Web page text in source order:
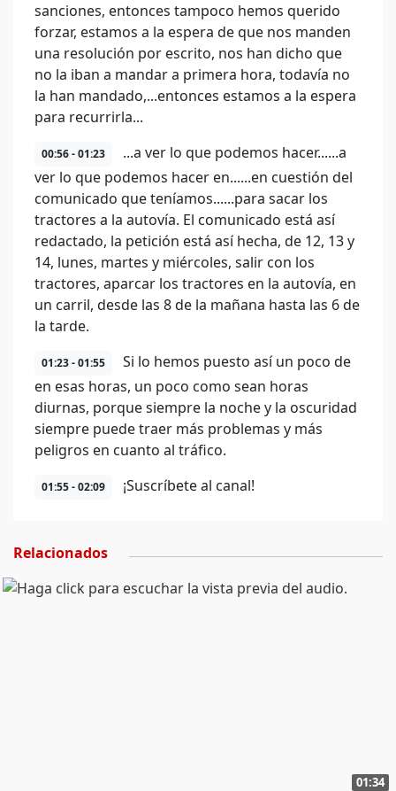
sanciones, entonces tampoco hemos querido
forzar, estamos a la espera de que nos manden
una resolución por escrito, nos han dicho que
no la iban a mandar a primera hora, todavía no
la han mandado,...entonces estamos a la espera
para recurrirla...
00:56 - 01:23
...a ver lo que podemos hacer......a
ver lo que podemos hacer en......en cuestión del
comunicado que teníamos......para sacar los
tractores a la autovía. El comunicado está así
redactado, la petición está así hecha, de 12, 13 y
14, lunes, martes y miércoles, salir con los
tractores, aparcar los tractores en la autovía, en
un carril, desde las 8 de la mañana hasta las 6 de
la tarde.
01:23 - 01:55
Si lo hemos puesto así un poco de
en esas horas, un poco como sean horas
diurnas, porque siempre la noche y la oscuridad
siempre puede traer más problemas y más
peligros en cuanto al tráfico.
01:55 - 02:09 ¡Suscríbete al canal!
Relacionados
01:34